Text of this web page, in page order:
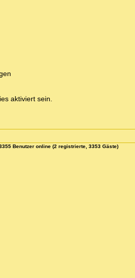
aktiviert sein.
Benutzer online (2 registrierte, 3353 Gäste)